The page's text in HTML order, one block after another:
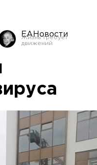
ЕАНовости